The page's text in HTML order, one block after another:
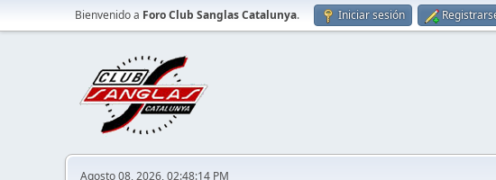
Bienvenido a Foro Club Sanglas Catalunya. Iniciar sesión
Agosto 08, 2026, 02:48:14 PM